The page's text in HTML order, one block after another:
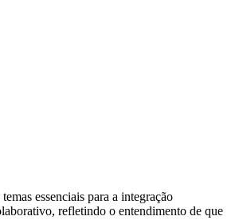
essenciais para a integração
refletindo o entendimento de que